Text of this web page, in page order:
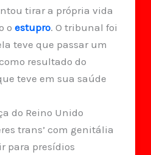
tirar a própria vida
o estupro. O tribunal foi
teve que passar um
resultado do
teve em sua saúde
do Reino Unido
trans’ com genitália
para presídios